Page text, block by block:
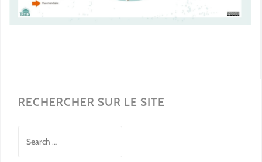
RECHERCHER SUR LE SITE
for: